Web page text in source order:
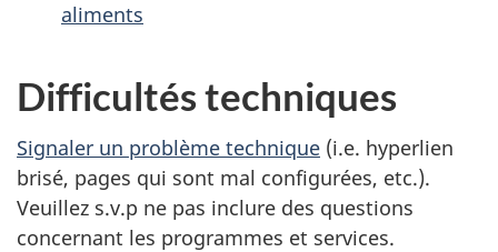
aliments
Difficultés techniques
Signaler un problème technique (i.e. hyperlien
brisé, pages qui sont mal configurées, etc.).
Veuillez s.v.p ne pas inclure des questions
concernant les programmes et services.